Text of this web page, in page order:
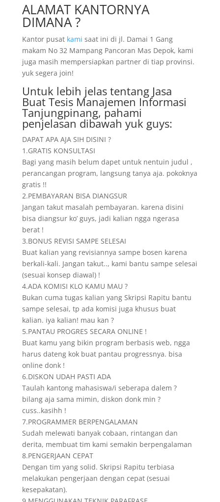
ALAMAT KANTORNYA
DIMANA ?
Kantor pusat kami saat ini di jl. Damai 1 Gang
makam No 32 Mampang Pancoran Mas Depok, kami
juga masih mempersiapkan partner di tiap provinsi.
yuk segera join!
Untuk lebih jelas tentang Jasa
Buat Tesis Manajemen Informasi
Tanjungpinang, pahami
penjelasan dibawah yuk guys:
DAPAT APA AJA SIH DISINI ?
1.GRATIS KONSULTASI
Bagi yang masih belum dapet untuk nentuin judul ,
perancangan program, langsung tanya aja. pokoknya
gratis !!
2.PEMBAYARAN BISA DIANGSUR
Jangan takut masalah pembayaran. karena disini
bisa diangsur ko’ guys, jadi kalian ngga ngerasa
berat !
3.BONUS REVISI SAMPE SELESAI
Buat kalian yang revisiannya sampe bosen karena
berkali-kali. Jangan takut.., kami bantu sampe selesai
(sesuai konsep diawal) !
4.ADA KOMISI KLO KAMU MAU ?
Bukan cuma tugas kalian yang Skripsi Rapitu bantu
sampe selesai, tp ada komisi juga khusus buat
kalian. iya kalian! mau kan ?
5.PANTAU PROGRES SECARA ONLINE !
Buat kamu yang bikin program berbasis web, ngga
harus dateng kok buat pantau progressnya. bisa
online donk !
6.DISKON UDAH PASTI ADA
Taulah kantong mahasiswa/i seberapa dalem ?
bilang aja sama mimin, diskon donk min ?
cuss..kasihh !
7.PROGRAMMER BERPENGALAMAN
Sudah melewati banyak cobaan, rintangan dan
derita, membuat tim kami semakin berpengalaman
8.PENGERJAAN CEPAT
Dengan tim yang solid. Skripsi Rapitu terbiasa
melakukan pengerjaan dengan cepat (sesuai
kesepakatan).